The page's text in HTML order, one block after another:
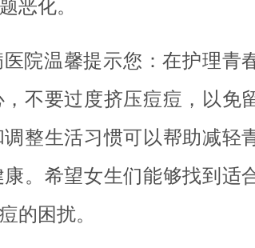
恶化。
院温馨提示您：在护理青
不要过度挤压痘痘，以免
整生活习惯可以帮助减轻
。希望女生们能够找到适
的困扰。